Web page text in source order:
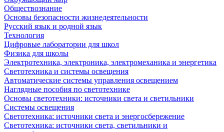
Обществознание
Основы безопасности жизнедеятельности
Русский язык и родной язык
Технология
Цифровые лаборатории для школ
Физика для школы
Электротехника, электроника, электромеханика и энергетика
Светотехника и системы освещения
Автоматические системы управления освещением
Наглядные пособия по светотехнике
Основы светотехники: источники света и светильники
Системы освещения
Светотехника: источники света и энергосбережение
Светотехника: источники света, светильники и